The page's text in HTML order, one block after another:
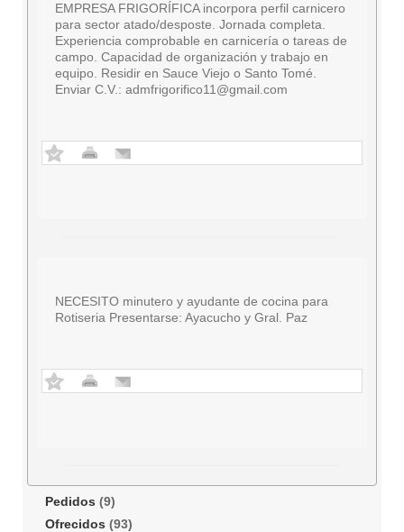
EMPRESA FRIGORÍFICA incorpora perfil carnicero
para sector atado/desposte. Jornada completa.
Experiencia comprobable en carnicería o tareas de
campo. Capacidad de organización y trabajo en
equipo. Residir en Sauce Viejo o Santo Tomé.
Enviar C.V.: admfrigorifico11@gmail.com
NECESITO minutero y ayudante de cocina para
Rotiseria Presentarse: Ayacucho y Gral. Paz
Pedidos (9)
Ofrecidos (93)